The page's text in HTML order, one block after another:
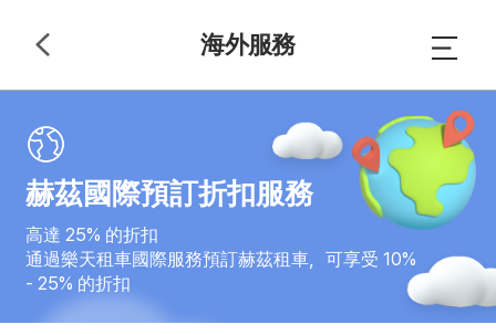
海外服務
赫茲國際預訂折扣服務
高達 25% 的折扣
通過樂天租車國際服務預訂赫茲租車，可享受 10%
- 25% 的折扣